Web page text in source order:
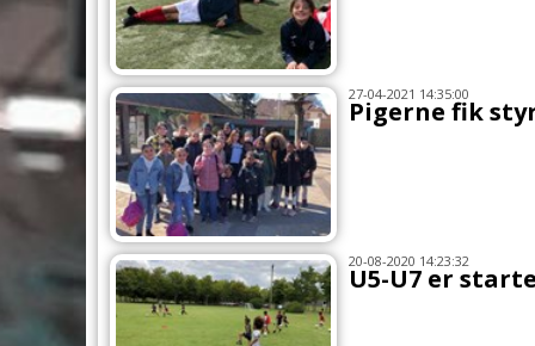
27-04-2021 14:35:00
Pigerne fik
20-08-2020 14:23:32
U5-U7 er